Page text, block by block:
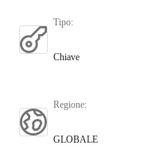
Tipo:
Chiave
Regione:
GLOBALE